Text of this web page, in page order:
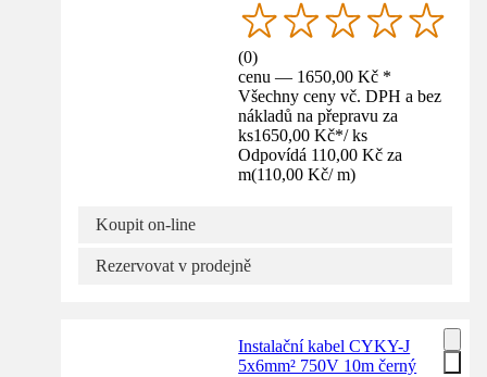
(0)
cenu — 1650,00 Kč *
Všechny ceny vč. DPH a bez
nákladů na přepravu za
ks1650,00 Kč*/ ks
Odpovídá 110,00 Kč za
m(110,00 Kč/ m)
Koupit on-line
Rezervovat v prodejně
Instalační kabel CYKY-J
5x6mm² 750V 10m černý